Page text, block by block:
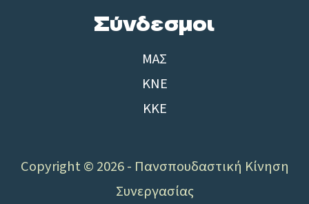
Σύνδεσμοι
ΜΑΣ
ΚΝΕ
ΚΚΕ
Copyright © 2026 - Πανσπουδαστική Κίνηση
Συνεργασίας